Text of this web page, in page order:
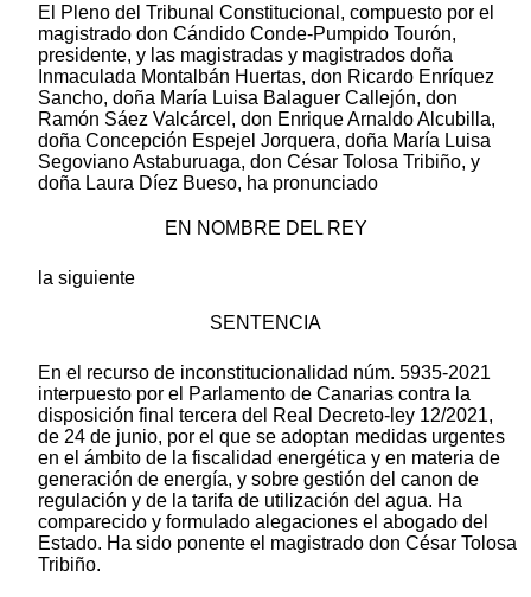
El Pleno del Tribunal Constitucional, compuesto por el
magistrado don Cándido Conde-Pumpido Tourón,
presidente, y las magistradas y magistrados doña
Inmaculada Montalbán Huertas, don Ricardo Enríquez
Sancho, doña María Luisa Balaguer Callejón, don
Ramón Sáez Valcárcel, don Enrique Arnaldo Alcubilla,
doña Concepción Espejel Jorquera, doña María Luisa
Segoviano Astaburuaga, don César Tolosa Tribiño, y
doña Laura Díez Bueso, ha pronunciado
EN NOMBRE DEL REY
la siguiente
SENTENCIA
En el recurso de inconstitucionalidad núm. 5935-2021
interpuesto por el Parlamento de Canarias contra la
disposición final tercera del Real Decreto-ley 12/2021,
de 24 de junio, por el que se adoptan medidas urgentes
en el ámbito de la fiscalidad energética y en materia de
generación de energía, y sobre gestión del canon de
regulación y de la tarifa de utilización del agua. Ha
comparecido y formulado alegaciones el abogado del
Estado. Ha sido ponente el magistrado don César Tolosa
Tribiño.